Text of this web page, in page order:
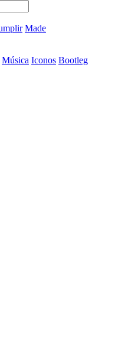
Made
Música Iconos Bootleg